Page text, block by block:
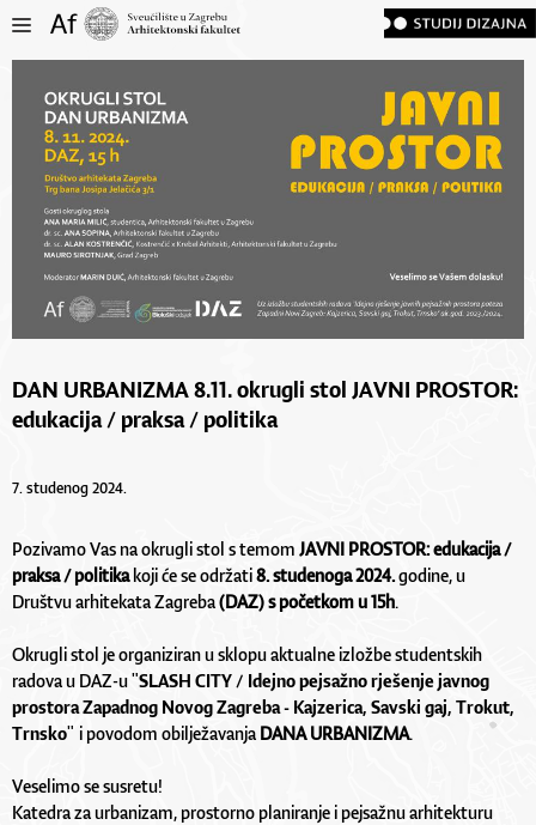
DAN URBANIZMA 8.11. okrugli stol JAVNI PROSTOR:
edukacija / praksa / politika
7. studenog 2024.
Pozivamo Vas na okrugli stol s temom JAVNI PROSTOR: edukacija /
praksa / politikakoji će se održati8. studenoga2024.godine, u
Društvu arhitekata Zagreba(DAZ) s početkom u 15h.
Okrugli stol je organiziran u sklopu aktualne izložbe studentskih
radova u DAZ-u"SLASH CITY / Idejno pejsažno rješenje javnog
prostora Zapadnog Novog Zagreba - Kajzerica, Savski gaj, Trokut,
Trnsko" i povodom obilježavanja DANA URBANIZMA.
Veselimo se susretu!
Katedra za urbanizam, prostorno planiranje i pejsažnu arhitekturu